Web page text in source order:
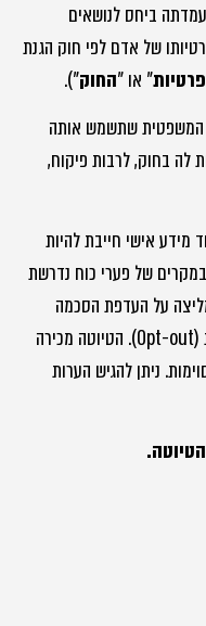
ביחס לנושאים
של אדם לפי חוק הגנת
" או "החוק").
המשפטית שתשמש אותה
לה בחוק, לרבות פיקוח,
מידע אישי חייבת להיות
של פערי כוח נדרשת
על העדפת הסכמה
אקטיבית (Opt-in) על פני הסכמה פסיבית (Opt-out). הטיוטה מכירה
ניתן להגיש הערות